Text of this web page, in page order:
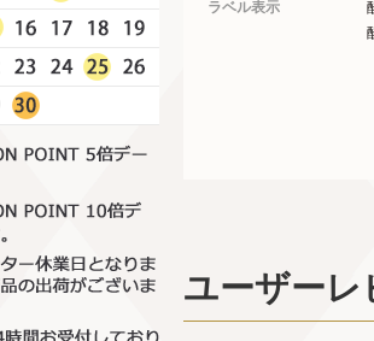
ラベル表示
ユーザーレ